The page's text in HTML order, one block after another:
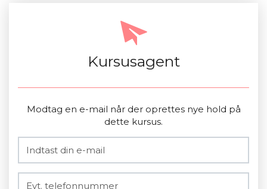
Kursusagent
Modtag en e-mail når der oprettes nye hold på
dette kursus.